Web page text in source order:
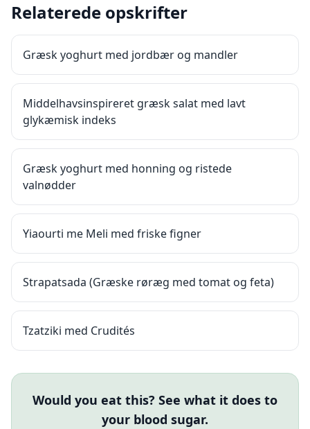
Relaterede opskrifter
Græsk yoghurt med jordbær og mandler
Middelhavsinspireret græsk salat med lavt
glykæmisk indeks
Græsk yoghurt med honning og ristede
valnødder
Yiaourti me Meli med friske figner
Strapatsada (Græske røræg med tomat og feta)
Tzatziki med Crudités
Would you eat this? See what it does to
your blood sugar.